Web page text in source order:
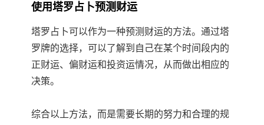
使用塔罗占卜预测财运
塔罗占卜可以作为一种预测财运的方法。通过塔
罗牌的选择，可以了解到自己在某个时间段内的
正财运、偏财运和投资运情况，从而做出相应的
决策。
综合以上方法，而是需要长期的努力和合理的规